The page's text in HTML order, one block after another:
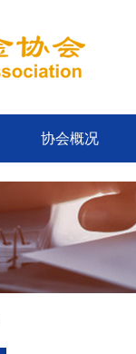
协会概况